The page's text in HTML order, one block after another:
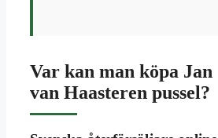
Var kan man köpa Jan
van Haasteren pussel?